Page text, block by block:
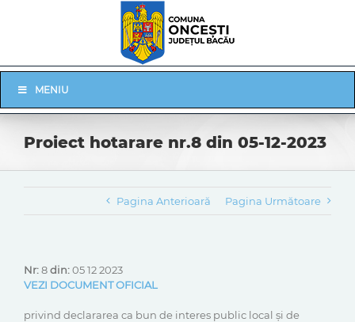
Navigation
MENIU
Proiect hotarare nr.8 din 05-12-2023
Pagina Anterioară Pagina Următoare
Nr:8din:05 12 2023
VEZI DOCUMENT OFICIAL
privind declararea ca bun de interes public local și de